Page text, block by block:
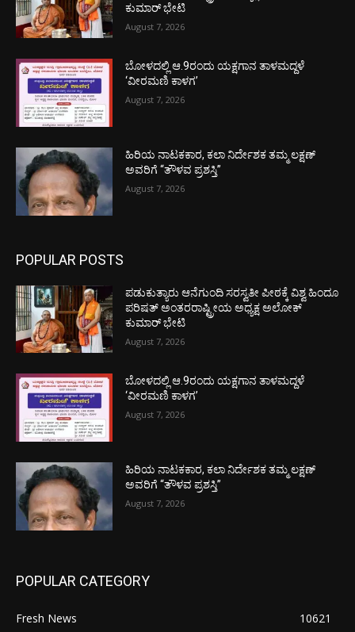
ಕುಮಾರ್ ಭೇಟಿ
August 7, 2026
ಬೋಳದಲ್ಲಿ ಆ.9ರಂದು ಯಕ್ಷಗಾನ ತಾಳಮದ್ದಳೆ
‘ವೀರಮಣಿ ಕಾಳಗ’
August 7, 2026
ಹಿರಿಯ ನಾಟಕಕಾರ, ಕಲಾ ನಿರ್ದೇಶಕ ತಮ್ಮ ಲಕ್ಷಣ್
ಅವರಿಗೆ “ತೌಳವ ಪ್ರಶಸ್ತಿ”
August 7, 2026
POPULAR POSTS
ಪಡುಕುತ್ಯಾರು ಆನೆಗುಂದಿ ಸರಸ್ವತೀ ಪೀಠಕ್ಕೆ ವಿಶ್ವ ಹಿಂದೂ
ಪರಿಷತ್ ಅಂತರರಾಷ್ಟ್ರೀಯ ಅಧ್ಯಕ್ಷ ಅಲೋಕ್
ಕುಮಾರ್ ಭೇಟಿ
August 7, 2026
ಬೋಳದಲ್ಲಿ ಆ.9ರಂದು ಯಕ್ಷಗಾನ ತಾಳಮದ್ದಳೆ
‘ವೀರಮಣಿ ಕಾಳಗ’
August 7, 2026
ಹಿರಿಯ ನಾಟಕಕಾರ, ಕಲಾ ನಿರ್ದೇಶಕ ತಮ್ಮ ಲಕ್ಷಣ್
ಅವರಿಗೆ “ತೌಳವ ಪ್ರಶಸ್ತಿ”
August 7, 2026
POPULAR CATEGORY
Fresh News
10621